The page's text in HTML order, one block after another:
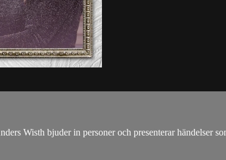
Wisth bjuder in personer och presenterar händelser